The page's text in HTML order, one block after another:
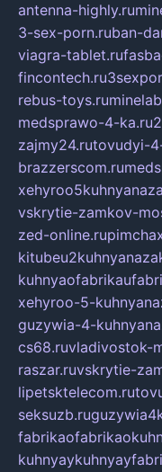
antenna-highly.ru
3-sex-porn.ruban-
viagra-tablet.ru
fincontech.ru
rebus-toys.ru
medsprawo-4-ka.ru
zajmy24.rutovudyi-
brazzerscom.ru
vskrytie-zamkov-
zed-online.ru
xehyroo-5-
guzywia-4-
cs68.ruvladivostok-
raszar.ruvskrytie-
lipetsktelecom.ru
seksuzb.ru